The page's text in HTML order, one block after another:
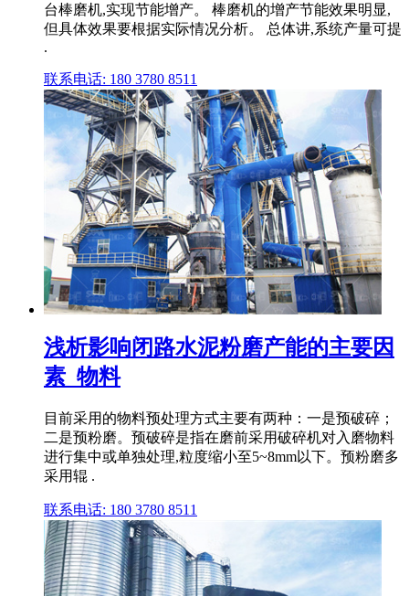
台棒磨机,实现节能增产。 棒磨机的增产节能效果明显,
但具体效果要根据实际情况分析。 总体讲,系统产量可提
.
联系电话: 180 3780 8511
浅析影响闭路水泥粉磨产能的主要因
素_物料
目前采用的物料预处理方式主要有两种：一是预破碎；
二是预粉磨。预破碎是指在磨前采用破碎机对入磨物料
进行集中或单独处理,粒度缩小至5~8mm以下。预粉磨多
采用辊 .
联系电话: 180 3780 8511